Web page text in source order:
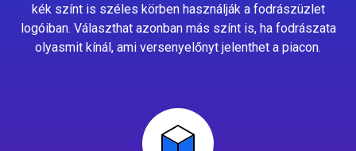
kék színt is széles körben használják a fodrászüzlet
logóiban. Választhat azonban más színt is, ha fodrászata
olyasmit kínál, ami versenyelőnyt jelenthet a piacon.